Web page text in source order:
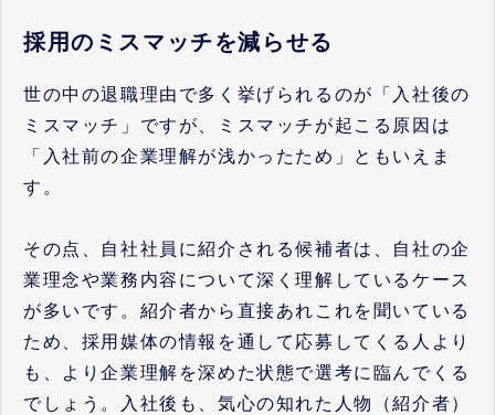
採用のミスマッチを減らせる
世の中の退職理由で多く挙げられるのが「入社後の
ミスマッチ」ですが、ミスマッチが起こる原因は
「入社前の企業理解が浅かったため」ともいえま
す。
その点、自社社員に紹介される候補者は、自社の企
業理念や業務内容について深く理解しているケース
が多いです。紹介者から直接あれこれを聞いている
ため、採用媒体の情報を通して応募してくる人より
も、より企業理解を深めた状態で選考に臨んでくる
でしょう。入社後も、気心の知れた人物（紹介者）